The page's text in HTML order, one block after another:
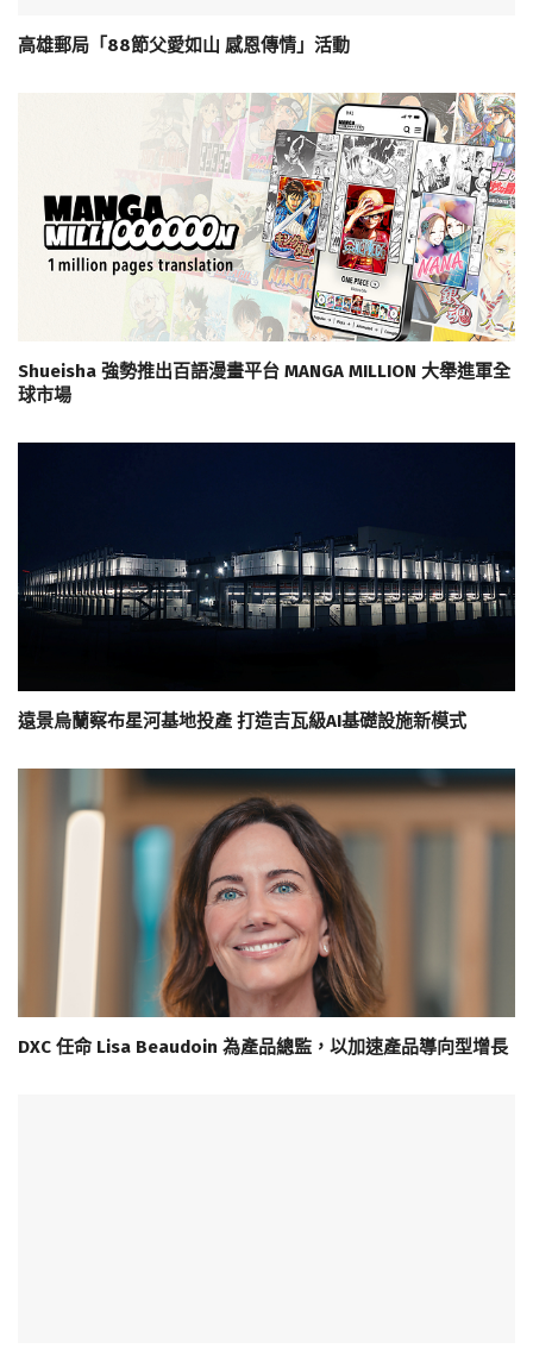
高雄郵局「88節父愛如山 感恩傳情」活動
Shueisha 強勢推出百語漫畫平台 MANGA MILLION 大舉進軍全
球市場
遠景烏蘭察布星河基地投產 打造吉瓦級AI基礎設施新模式
DXC 任命 Lisa Beaudoin 為產品總監，以加速產品導向型增長